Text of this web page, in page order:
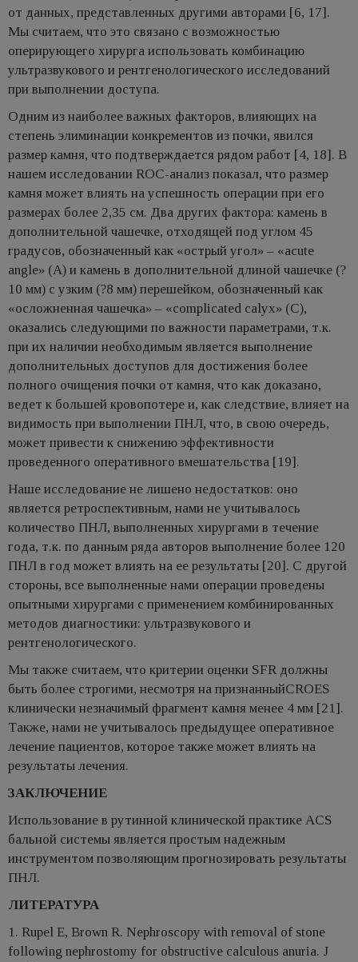
от данных, представленных другими авторами [6, 17].
Мы считаем, что это связано с возможностью
оперирующего хирурга использовать комбинацию
ультразвукового и рентгенологического исследований
при выполнении доступа.
Одним из наиболее важных факторов, влияющих на
степень элиминации конкрементов из почки, явился
размер камня, что подтверждается рядом работ [4, 18]. В
нашем исследовании ROC-анализ показал, что размер
камня может влиять на успешность операции при его
размерах более 2,35 см. Два других фактора: камень в
дополнительной чашечке, отходящей под углом 45
градусов, обозначенный как «острый угол» – «acute
angle» (A) и камень в дополнительной длиной чашечке (?
10 мм) с узким (?8 мм) перешейком, обозначенный как
«осложненная чашечка» – «complicated calyx» (C),
оказались следующими по важности параметрами, т.к.
при их наличии необходимым является выполнение
дополнительных доступов для достижения более
полного очищения почки от камня, что как доказано,
ведет к большей кровопотере и, как следствие, влияет на
видимость при выполнении ПНЛ, что, в свою очередь,
может привести к снижению эффективности
проведенного оперативного вмешательства [19].
Наше исследование не лишено недостатков: оно
является ретроспективным, нами не учитывалось
количество ПНЛ, выполненных хирургами в течение
года, т.к. по данным ряда авторов выполнение более 120
ПНЛ в год может влиять на ее результаты [20]. С другой
стороны, все выполненные нами операции проведены
опытными хирургами с применением комбинированных
методов диагностики: ультразвукового и
рентгенологического.
Мы также считаем, что критерии оценки SFR должны
быть более строгими, несмотря на признанныйCROES
клинически незначимый фрагмент камня менее 4 мм [21].
Также, нами не учитывалось предыдущее оперативное
лечение пациентов, которое также может влиять на
результаты лечения.
ЗАКЛЮЧЕНИЕ
Использование в рутинной клинической практике ACS
бальной системы является простым надежным
инструментом позволяющим прогнозировать результаты
ПНЛ.
ЛИТЕРАТУРА
1. Rupel E, Brown R. Nephroscopy with removal of stone
following nephrostomy for obstructive calculous anuria. J